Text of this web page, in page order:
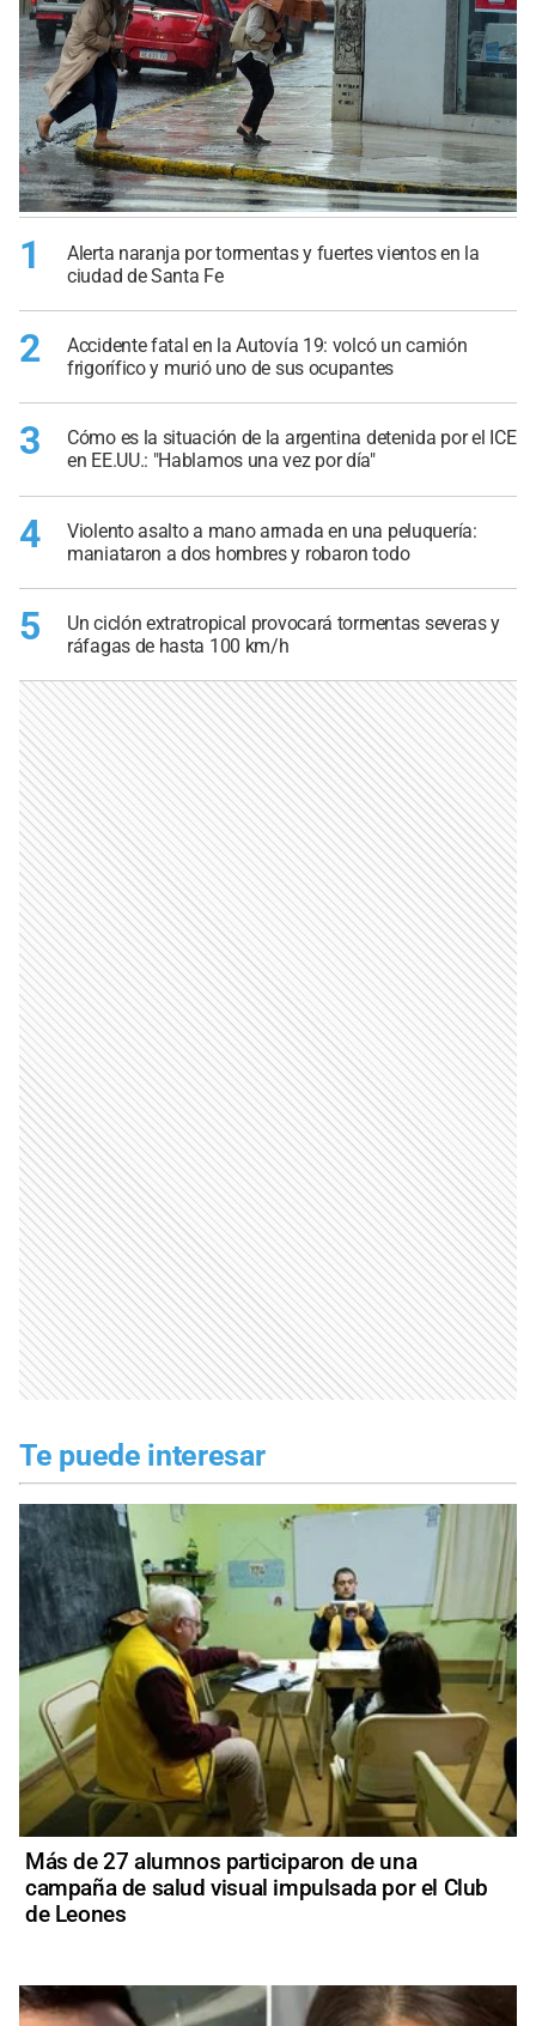
1
Alerta naranja por tormentas y fuertes vientos en la
ciudad de Santa Fe
2
Accidente fatal en la Autovía 19: volcó un camión
frigorífico y murió uno de sus ocupantes
3
Cómo es la situación de la argentina detenida por el ICE
en EE.UU.: "Hablamos una vez por día"
4
Violento asalto a mano armada en una peluquería:
maniataron a dos hombres y robaron todo
5
Un ciclón extratropical provocará tormentas severas y
ráfagas de hasta 100 km/h
Te puede interesar
Más de 27 alumnos participaron de una
campaña de salud visual impulsada por el Club
de Leones